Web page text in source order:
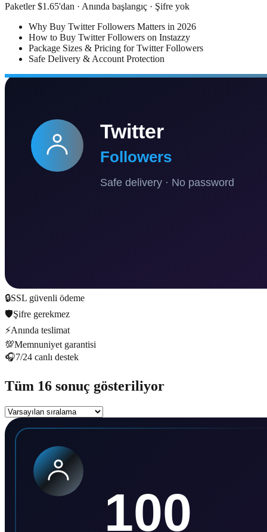
Paketler $1.65'dan · Anında başlangıç · Şifre yok
Why Buy Twitter Followers Matters in 2026
How to Buy Twitter Followers on Instazzy
Package Sizes & Pricing for Twitter Followers
Safe Delivery & Account Protection
🔒SSL güvenli ödeme
🛡️Şifre gerekmez
⚡Anında teslimat
💯Memnuniyet garantisi
🎧7/24 canlı destek
Tüm 16 sonuç gösteriliyor